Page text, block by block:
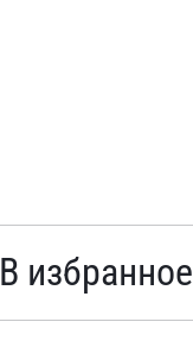
В избранное